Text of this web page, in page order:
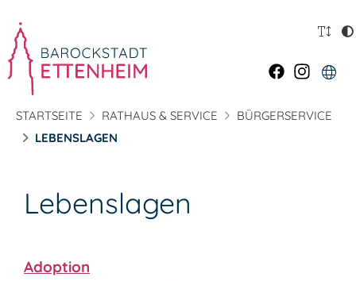
STARTSEITE RATHAUS & SERVICE
BÜRGERSERVICE
LEBENSLAGEN
Lebenslagen
Adoption